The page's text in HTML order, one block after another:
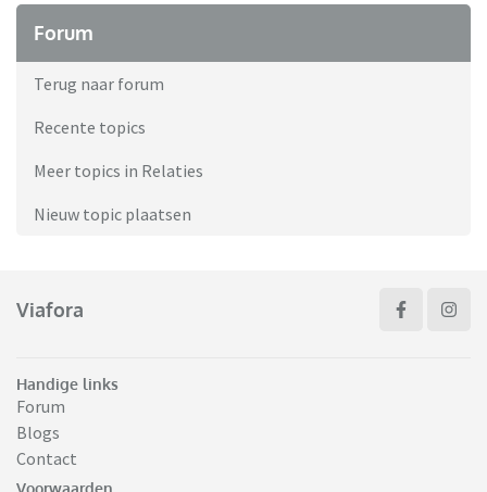
Forum
Terug naar forum
Recente topics
Meer topics in Relaties
Nieuw topic plaatsen
Viafora
Handige links
Forum
Blogs
Contact